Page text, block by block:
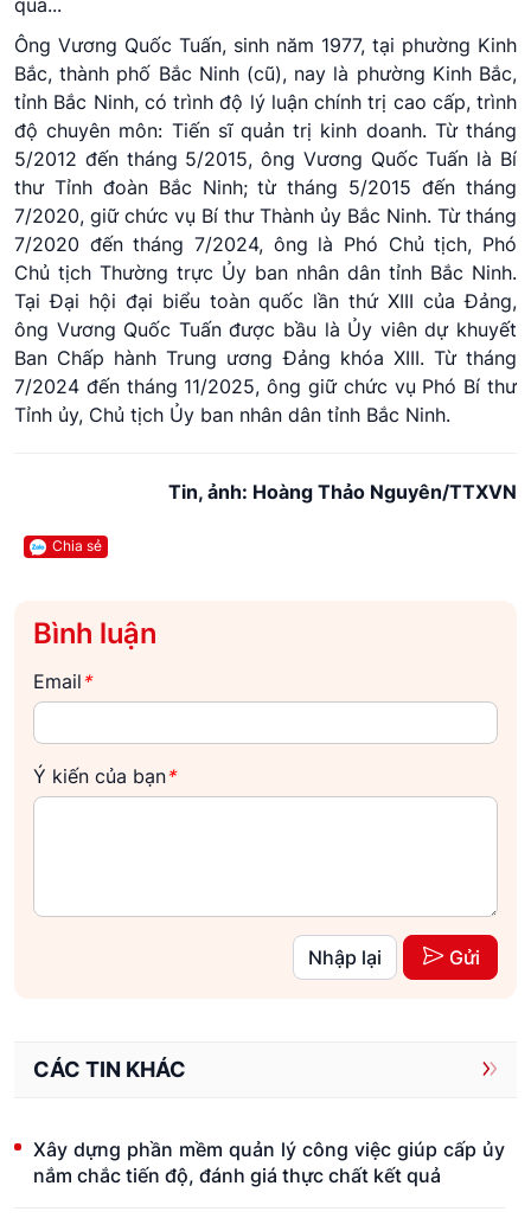
qua...
Ông Vương Quốc Tuấn, sinh năm 1977, tại phường Kinh
Bắc, thành phố Bắc Ninh (cũ), nay là phường Kinh Bắc,
tỉnh Bắc Ninh, có trình độ lý luận chính trị cao cấp, trình
độ chuyên môn: Tiến sĩ quản trị kinh doanh. Từ tháng
5/2012 đến tháng 5/2015, ông Vương Quốc Tuấn là Bí
thư Tỉnh đoàn Bắc Ninh; từ tháng 5/2015 đến tháng
7/2020, giữ chức vụ Bí thư Thành ủy Bắc Ninh. Từ tháng
7/2020 đến tháng 7/2024, ông là Phó Chủ tịch, Phó
Chủ tịch Thường trực Ủy ban nhân dân tỉnh Bắc Ninh.
Tại Đại hội đại biểu toàn quốc lần thứ XIII của Đảng,
ông Vương Quốc Tuấn được bầu là Ủy viên dự khuyết
Ban Chấp hành Trung ương Đảng khóa XIII. Từ tháng
7/2024 đến tháng 11/2025, ông giữ chức vụ Phó Bí thư
Tỉnh ủy, Chủ tịch Ủy ban nhân dân tỉnh Bắc Ninh.
Tin, ảnh: Hoàng Thảo Nguyên/TTXVN
Chia sẻ
Bình luận
Email *
Ý kiến của bạn*
Nhập lại Gửi
CÁC TIN KHÁC
Xây dựng phần mềm quản lý công việc giúp cấp ủy
nắm chắc tiến độ, đánh giá thực chất kết quả